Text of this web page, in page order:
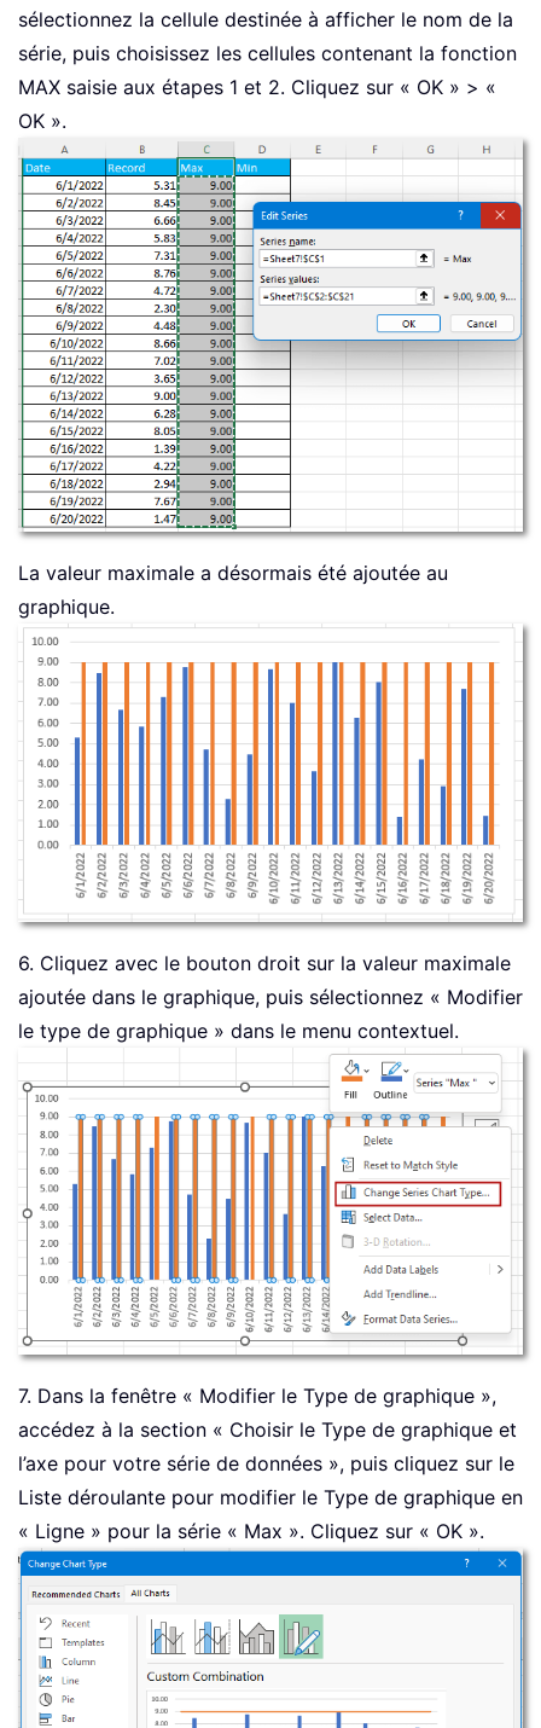
sélectionnez la cellule destinée à afficher le nom de la
série, puis choisissez les cellules contenant la fonction
MAX saisie aux étapes 1 et 2. Cliquez sur « OK » > «
OK ».
La valeur maximale a désormais été ajoutée au
graphique.
6. Cliquez avec le bouton droit sur la valeur maximale
ajoutée dans le graphique, puis sélectionnez « Modifier
le type de graphique » dans le menu contextuel.
7. Dans la fenêtre « Modifier le Type de graphique »,
accédez à la section « Choisir le Type de graphique et
l’axe pour votre série de données », puis cliquez sur le
Liste déroulante pour modifier le Type de graphique en
« Ligne » pour la série « Max ». Cliquez sur « OK ».